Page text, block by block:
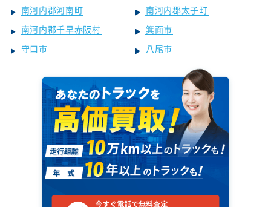
南河内郡河南町
南河内郡太子町
南河内郡千早赤阪村
箕面市
守口市
八尾市